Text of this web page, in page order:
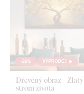
-26% VÝPRODEJ 🔥
Dřevěný obraz - Zlatý
strom života